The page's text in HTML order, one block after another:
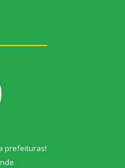
prefeituras!